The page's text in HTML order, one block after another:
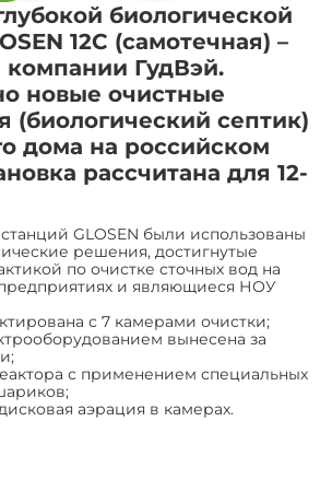
биологической
12С (самотечная) –
компании ГудВэй.
новые очистные
(биологический септик)
дома на российском
рассчитана для 12-
GLOSEN были использованы
решения, достигнутые
по очистке сточных вод на
и являющиеся НОУ
с 7 камерами очистки;
вынесена за
с применением специальных
аэрация в камерах.